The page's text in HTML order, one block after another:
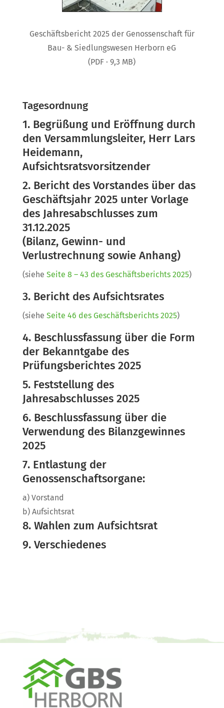
Geschäftsbericht 2025 der Genossenschaft für
Bau- & Siedlungswesen Herborn eG
(PDF · 9,3 MB)
Tagesordnung
1. Begrüßung und Eröffnung durch
den Versammlungsleiter, Herr Lars
Heidemann,
Aufsichtsratsvorsitzender
2. Bericht des Vorstandes über das
Geschäftsjahr 2025 unter Vorlage
des Jahresabschlusses zum
31.12.2025
(Bilanz, Gewinn- und
Verlustrechnung sowie Anhang)
(siehe Seite 8 – 43 des Geschäftsberichts 2025)
3. Bericht des Aufsichtsrates
(siehe Seite 46 des Geschäftsberichts 2025)
4. Beschlussfassung über die Form
der Bekanntgabe des
Prüfungsberichtes 2025
5. Feststellung des
Jahresabschlusses 2025
6. Beschlussfassung über die
Verwendung des Bilanzgewinnes
2025
7. Entlastung der
Genossenschaftsorgane:
a) Vorstand
b) Aufsichtsrat
8. Wahlen zum Aufsichtsrat
9. Verschiedenes